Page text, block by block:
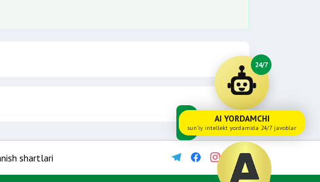
shartlari
24/7
AI YORDAMCHI
sun'iy intellekt yordamida 24/7 javoblar